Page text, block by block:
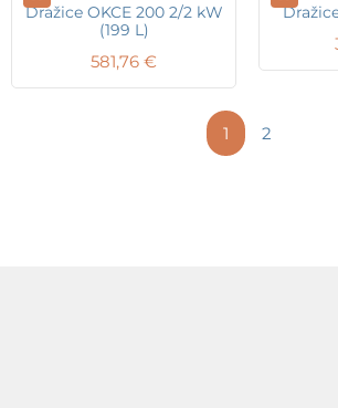
Dražice OKCE 200 2/2 kW
(199 L)
581,76 €
1 2